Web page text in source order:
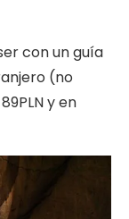
con un guía
(no
y en